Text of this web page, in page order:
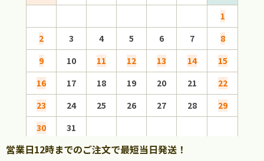
1
2
3 4 5 6 7
8
9
10 11 12 13 14
15
16
17 18 19 20 21
22
23
24 25 26 27 28
29
30
31
営業日12時までのご注文で最短当日発送！